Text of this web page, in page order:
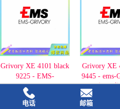
Grivory XE 4101 black
9225 - EMS-
GRIVORY
Grivory XE
9445 - ems-
温尼
电话 邮箱